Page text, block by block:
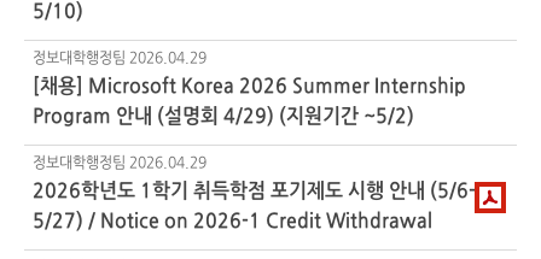
5/10)
정보대학행정팀 2026.04.29
[채용] Microsoft Korea 2026 Summer Internship
Program 안내 (설명회 4/29) (지원기간 ~5/2)
정보대학행정팀 2026.04.29
2026학년도 1학기 취득학점 포기제도 시행 안내 (5/6-
5/27) / Notice on 2026-1 Credit Withdrawal